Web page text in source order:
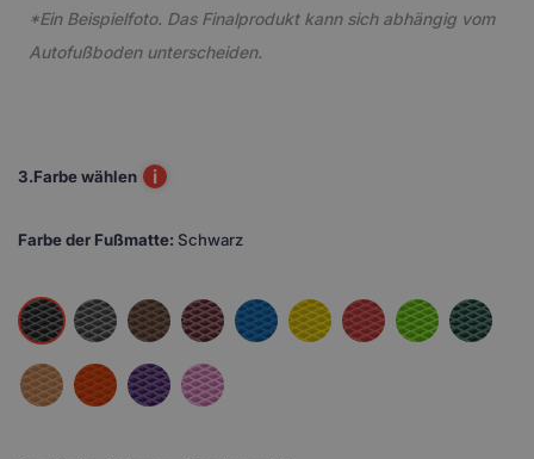
*Ein Beispielfoto. Das Finalprodukt kann sich abhängig vom
Autofußboden unterscheiden.
3.Farbe wählen i
Farbe der Fußmatte: Schwarz